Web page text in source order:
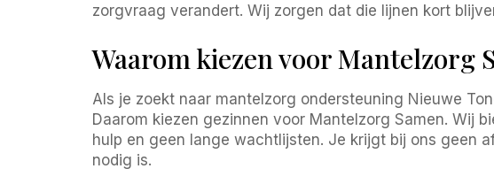
zorgvraag verandert. Wij zorgen dat die lijnen kort
Waarom kiezen voor Mantelzorg
Als je zoekt naar mantelzorg ondersteuning Nieuwe
Daarom kiezen gezinnen voor Mantelzorg Samen. Wij
hulp en geen lange wachtlijsten. Je krijgt bij ons geen
nodig is.